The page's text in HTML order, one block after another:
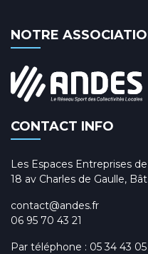
NOTRE
CONTACT INFO
Les Espaces Entreprises
18 av Charles de Gaulle,
contact@andes.fr
06 95 70 43 21
Par téléphone : 05 34 43 05